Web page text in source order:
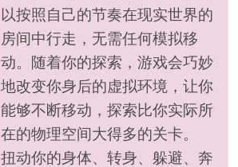
以按照自己的节奏在现实世界的
房间中行走，无需任何模拟移
动。随着你的探索，游戏会巧妙
地改变你身后的虚拟环境，让你
能够不断移动，探索比你实际所
在的物理空间大得多的关卡。
扭动你的身体、转身、躲避、奔